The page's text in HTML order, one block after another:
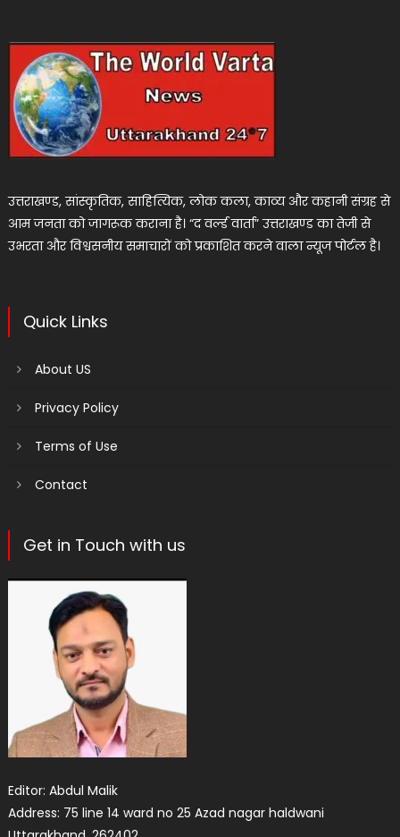
उत्तराखण्ड, सांस्कृतिक, साहित्यिक, लोक कला, काव्य और कहानी संग्रह से
आम जनता को जागरूक कराना है। “द वर्ल्ड वार्ता” उत्तराखण्ड का तेजी से
उभरता और विश्वसनीय समाचारों को प्रकाशित करने वाला न्यूज पोर्टल है।
Quick Links
About US
Privacy Policy
Terms of Use
Contact
Get in Touch with us
Editor: Abdul Malik
Address: 75 line 14 ward no 25 Azad nagar haldwani